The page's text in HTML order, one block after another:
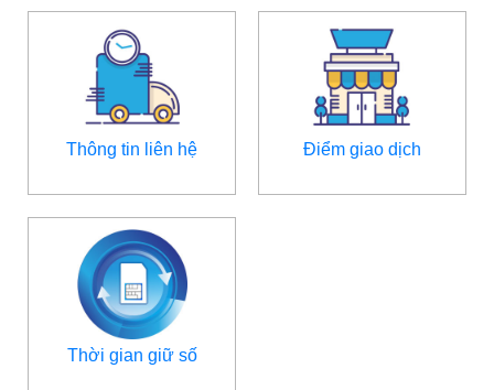
Thông tin liên hệ Điểm giao dịch
Thời gian giữ số